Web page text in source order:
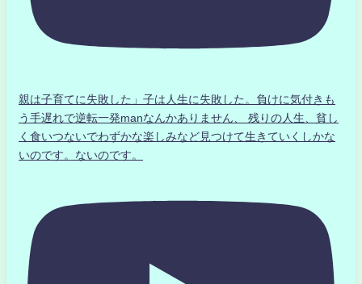
親は子育てに失敗した」子は人生に失敗した。負けに気付きも
う手遅れで逆転一発manなんかありません、 残りの人生、貧し
く食いつないでわずかな楽しみなど見つけて生きていくしかな
いのです。ないのです。